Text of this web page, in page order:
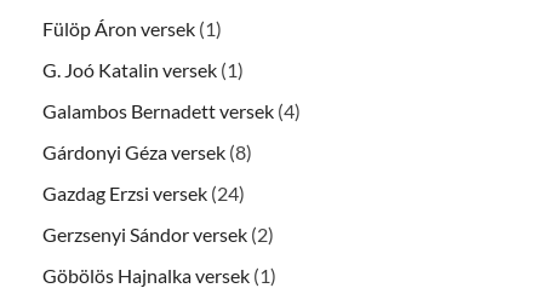
Fülöp Áron versek (1)
G. Joó Katalin versek (1)
Galambos Bernadett versek (4)
Gárdonyi Géza versek (8)
Gazdag Erzsi versek (24)
Gerzsenyi Sándor versek (2)
Göbölös Hajnalka versek (1)